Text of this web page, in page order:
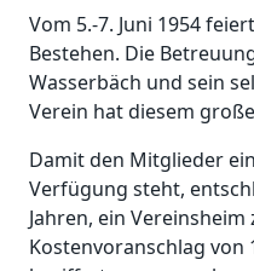
Vom 5.-7. Juni 1954
Bestehen. Die
Wasserbäch und sein
Verein hat diesem
Damit den Mitglieder
Verfügung steht,
Jahren, ein
Kostenvoranschlag von